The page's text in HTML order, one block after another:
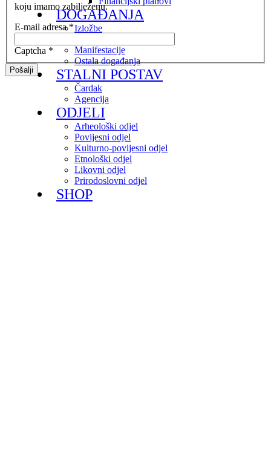
DOGAĐANJA
Izložbe
Manifestacije
Ostala događanja
STALNI POSTAV
Čardak
Agencija
ODJELI
Arheološki odjel
Povijesni odjel
Kulturno-povijesni odjel
Etnološki odjel
Likovni odjel
Prirodoslovni odjel
SHOP
koju imamo zabilježenu.
E-mail adresa*
Captcha *
Pošalji